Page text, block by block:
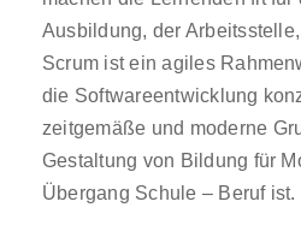
Ausbildung, der
Scrum ist ein agiles
die Softwareentwicklung
zeitgemäße und moderne
Gestaltung von Bildung für
Übergang Schule – Beruf ist.